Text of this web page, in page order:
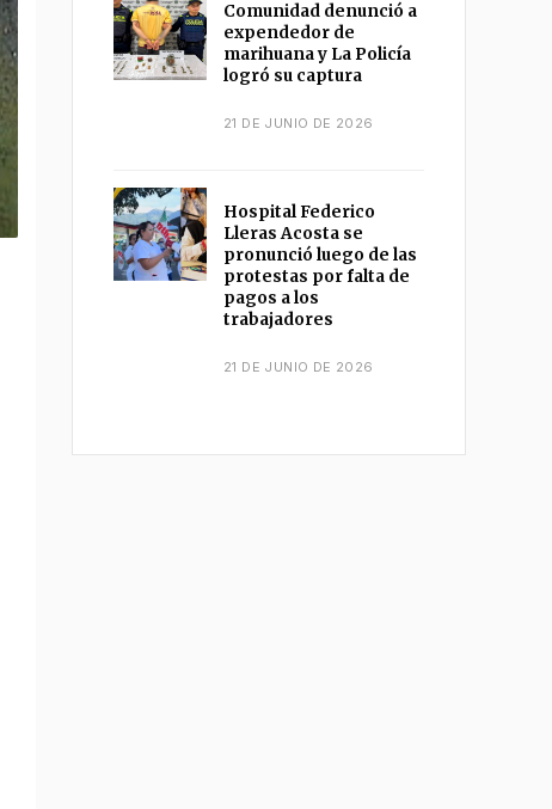
Comunidad denunció a
expendedor de
marihuana y La Policía
logró su captura
21 DE JUNIO DE 2026
Hospital Federico
Lleras Acosta se
pronunció luego de las
protestas por falta de
pagos a los
trabajadores
21 DE JUNIO DE 2026